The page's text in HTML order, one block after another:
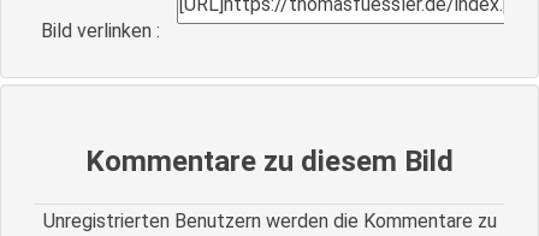
Bild verlinken :
Kommentare zu diesem Bild
Unregistrierten Benutzern werden die Kommentare zu